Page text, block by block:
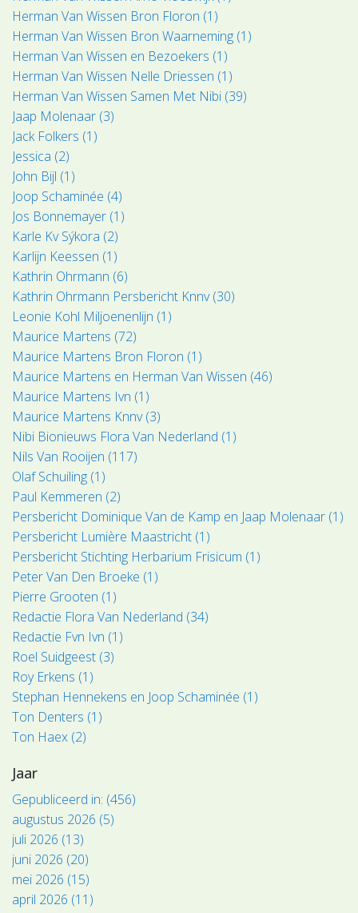
Herman Van Wissen Bron Floron (1)
Herman Van Wissen Bron Waarneming (1)
Herman Van Wissen en Bezoekers (1)
Herman Van Wissen Nelle Driessen (1)
Herman Van Wissen Samen Met Nibi (39)
Jaap Molenaar (3)
Jack Folkers (1)
Jessica (2)
John Bijl (1)
Joop Schaminée (4)
Jos Bonnemayer (1)
Karle Kv Sýkora (2)
Karlijn Keessen (1)
Kathrin Ohrmann (6)
Kathrin Ohrmann Persbericht Knnv (30)
Leonie Kohl Miljoenenlijn (1)
Maurice Martens (72)
Maurice Martens Bron Floron (1)
Maurice Martens en Herman Van Wissen (46)
Maurice Martens Ivn (1)
Maurice Martens Knnv (3)
Nibi Bionieuws Flora Van Nederland (1)
Nils Van Rooijen (117)
Olaf Schuiling (1)
Paul Kemmeren (2)
Persbericht Dominique Van de Kamp en Jaap Molenaar (1)
Persbericht Lumière Maastricht (1)
Persbericht Stichting Herbarium Frisicum (1)
Peter Van Den Broeke (1)
Pierre Grooten (1)
Redactie Flora Van Nederland (34)
Redactie Fvn Ivn (1)
Roel Suidgeest (3)
Roy Erkens (1)
Stephan Hennekens en Joop Schaminée (1)
Ton Denters (1)
Ton Haex (2)
Jaar
Gepubliceerd in: (456)
augustus 2026 (5)
juli 2026 (13)
juni 2026 (20)
mei 2026 (15)
april 2026 (11)